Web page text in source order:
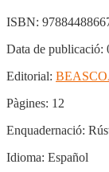
ISBN:
Data de publicació:
Editorial:
Pàgines: 12
Enquadernació:
Idioma: Español